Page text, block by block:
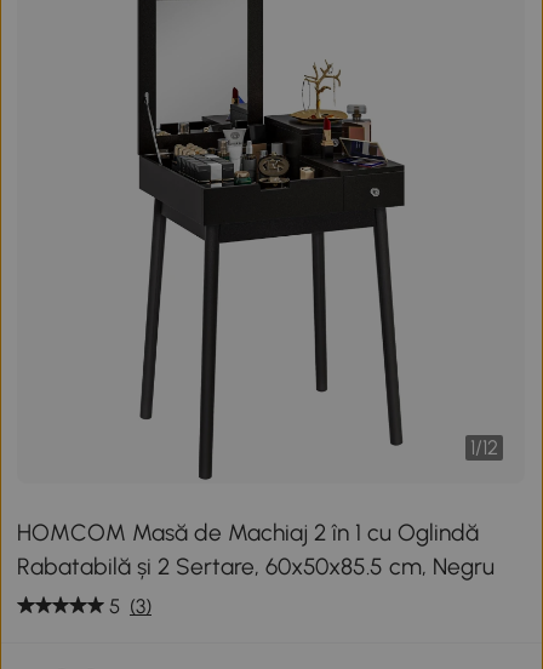
1/12
HOMCOM Masă de Machiaj 2 în 1 cu Oglindă
Rabatabilă și 2 Sertare, 60x50x85.5 cm, Negru
5 (3)